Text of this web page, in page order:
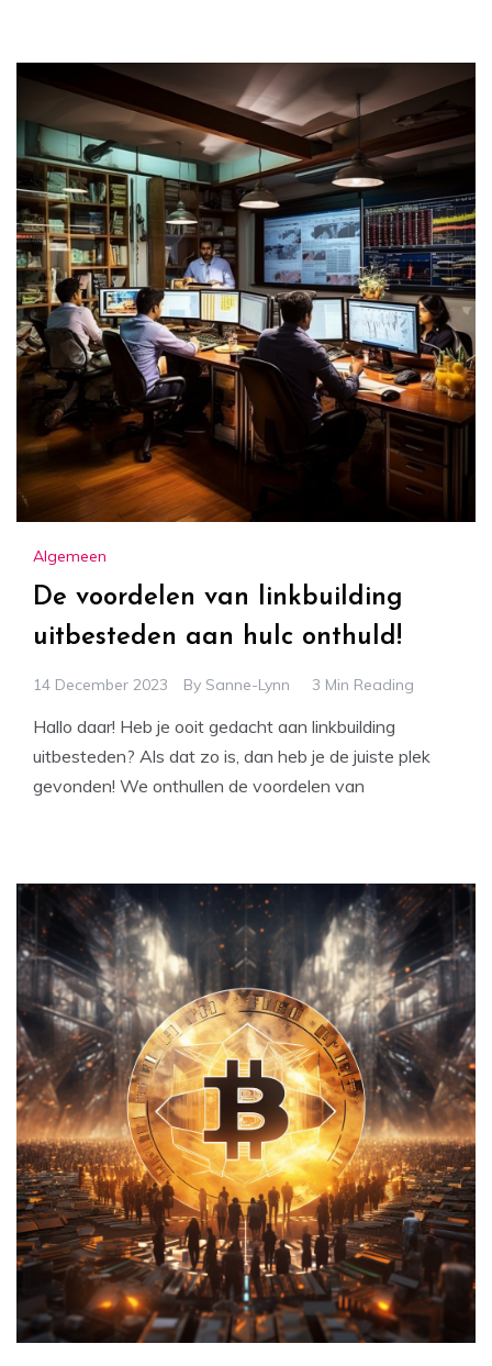
Algemeen
De voordelen van linkbuilding
uitbesteden aan hulc onthuld!
14 December 2023 By Sanne-Lynn 3 Min Reading
Hallo daar! Heb je ooit gedacht aan linkbuilding
uitbesteden? Als dat zo is, dan heb je de juiste plek
gevonden! We onthullen de voordelen van